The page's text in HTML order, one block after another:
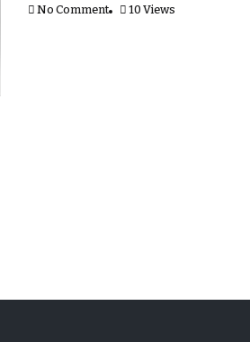
No Comment 10 Views